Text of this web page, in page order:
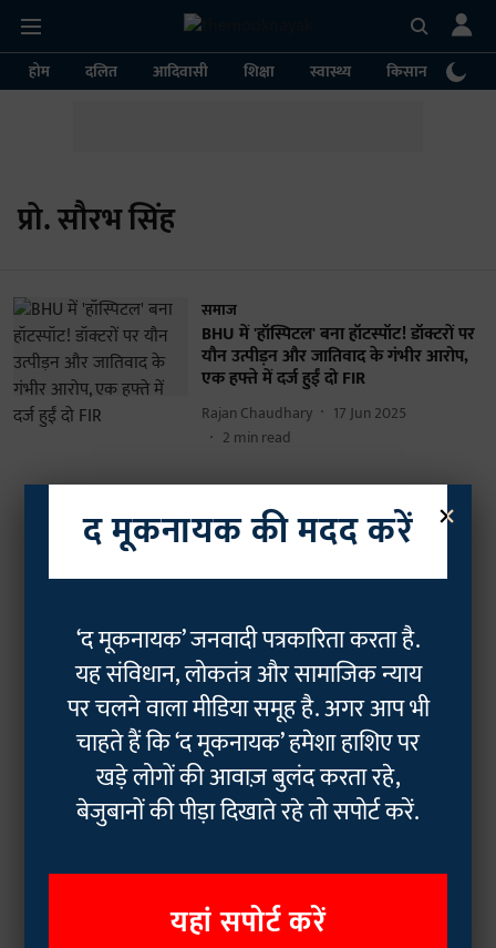
होम दलित आदिवासी शिक्षा स्वास्थ्य किसान
प्रो. सौरभ सिंह
समाज
BHU में 'हॉस्पिटल' बना हॉटस्पॉट! डॉक्टरों पर
यौन उत्पीड़न और जातिवाद के गंभीर आरोप,
एक हफ्ते में दर्ज हुईं दो FIR
Rajan Chaudhary
17 Jun 2025
2 min read
×
द मूकनायक की मदद करें
‘द मूकनायक’ जनवादी पत्रकारिता करता है.
यह संविधान, लोकतंत्र और सामाजिक न्याय
पर चलने वाला मीडिया समूह है. अगर आप भी
चाहते हैं कि ‘द मूकनायक’ हमेशा हाशिए पर
खड़े लोगों की आवाज़ बुलंद करता रहे,
बेजुबानों की पीड़ा दिखाते रहे तो सपोर्ट करें.
यहां सपोर्ट करें